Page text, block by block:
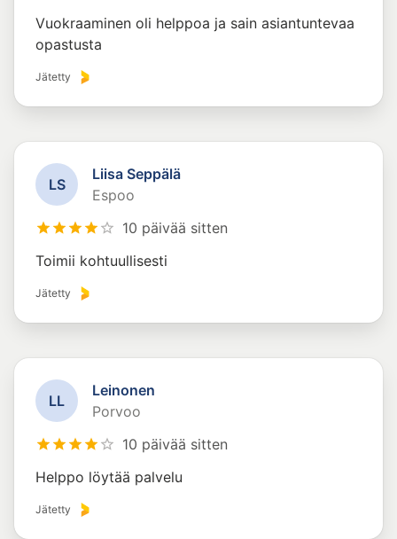
Vuokraaminen oli helppoa ja sain asiantuntevaa
opastusta
Jätetty
LS
Liisa Seppälä
Espoo
10 päivää sitten
Toimii kohtuullisesti
Jätetty
LL
Leinonen
Porvoo
10 päivää sitten
Helppo löytää palvelu
Jätetty